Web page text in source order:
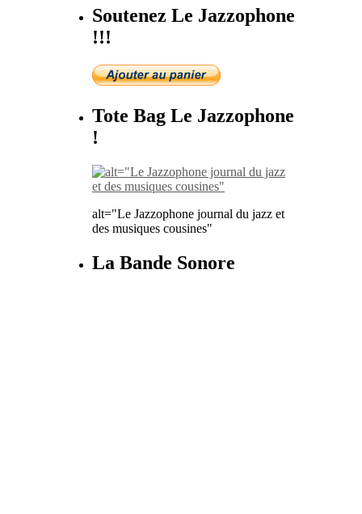
Soutenez Le Jazzophone
!!!
Tote Bag Le Jazzophone
!
alt="Le Jazzophone journal du jazz et
des musiques cousines"
La Bande Sonore